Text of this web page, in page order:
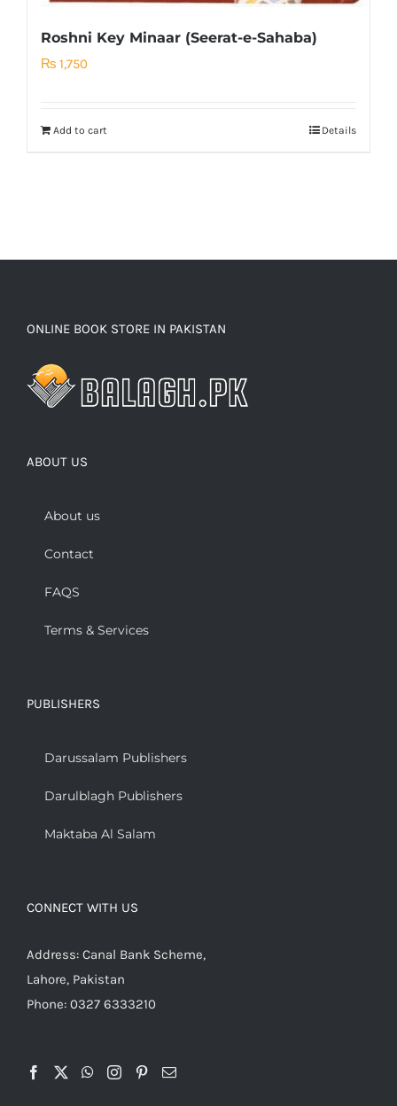
Roshni Key Minaar (Seerat-e-Sahaba)
₨ 1,750
Add to cart Details
ONLINE BOOK STORE IN PAKISTAN
ABOUT US
About us
Contact
FAQS
Terms & Services
PUBLISHERS
Darussalam Publishers
Darulblagh Publishers
Maktaba Al Salam
CONNECT WITH US
Address: Canal Bank Scheme,
Lahore, Pakistan
Phone: 0327 6333210